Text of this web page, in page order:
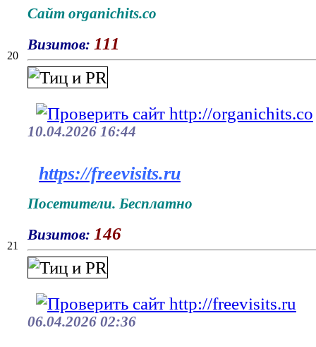
20
Сайт organichits.co
Визитов: 111
10.04.2026 16:44
21
https://freevisits.ru
Посетители. Бесплатно
Визитов: 146
06.04.2026 02:36